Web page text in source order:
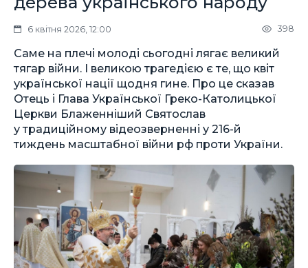
6 квітня 2026, 12:00 398
Саме на плечі молоді сьогодні лягає великий
тягар війни. І великою трагедією є те, що квіт
української нації щодня гине. Про це сказав
Отець і Глава Української Греко-Католицької
Церкви Блаженніший Святослав
у традиційному відеозверненні у 216-й
тиждень масштабної війни рф проти України.